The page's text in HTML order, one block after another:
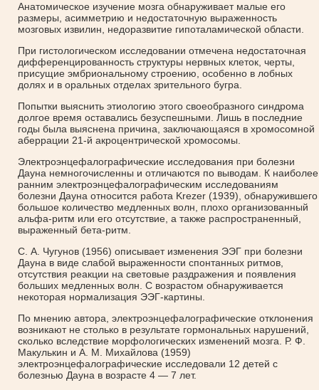
Анатомическое изучение мозга обнаруживает малые его
размеры, асимметрию и недостаточную выраженность
мозговых извилин, недоразвитие гипоталамической области.
При гистологическом исследовании отмечена недостаточная
дифференцированность структуры нервных клеток, черты,
присущие эмбриональному строению, особенно в лобных
долях и в оральных отделах зрительного бугра.
Попытки выяснить этиологию этого своеобразного синдрома
долгое время оставались безуспешными. Лишь в последние
годы была выяснена причина, заключающаяся в хромосомной
аберрации 21-й акроцентрической хромосомы.
Электроэнцефалографические исследования при болезни
Дауна немногочисленны и отличаются по выводам. К наиболее
ранним электроэнцефалографическим исследованиям
болезни Дауна относится работа Krezer (1939), обнаружившего
большое количество медленных волн, плохо организованный
альфа-ритм или его отсутствие, а также распространенный,
выраженный бета-ритм.
С. А. Чугунов (1956) описывает изменения ЭЭГ при болезни
Дауна в виде слабой выраженности спонтанных ритмов,
отсутствия реакции на световые раздражения и появления
больших медленных волн. С возрастом обнаруживается
некоторая нормализация ЭЭГ-картины.
По мнению автора, электроэнцефалографические отклонения
возникают не столько в результате гормональных нарушений,
сколько вследствие морфологических изменений мозга. Р. Ф.
Макулькин и А. М. Михайлова (1959)
электроэнцефалографические исследовали 12 детей с
болезнью Дауна в возрасте 4 — 7 лет.